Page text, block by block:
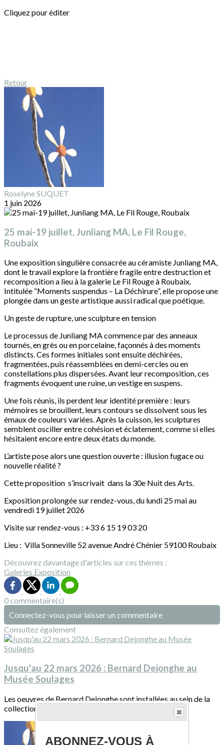
Cliquez pour éditer
Retour
Roselyne SUQUET
1 juin 2026
25 mai-19 juillet, Junliang MA, Le Fil Rouge,
Roubaix
Une exposition singulière consacrée au céramiste Junliang MA,
dont le travail explore la frontière fragile entre destruction et
recomposition a lieu à la galerie Le Fil Rouge à Roubaix.
Intitulée “Moments suspendus – La Déchirure”, elle propose une
plongée dans un geste artistique aussi radical que poétique.
Un geste de rupture, une sculpture en tension
Le processus de Junliang MA commence par des anneaux
tournés, en grès ou en porcelaine, façonnés à des moments
distincts. Ces formes initiales sont ensuite déchirées,
fragmentées, puis réassemblées en demi-cercles ou en
constellations plus dispersées. Avant leur recomposition, ces
fragments évoquent une ruine, un vestige en suspens.
Une fois réunis, ils perdent leur identité première : leurs
mémoires se brouillent, leurs contours se dissolvent sous les
émaux de couleurs variées. Après la cuisson, les sculptures
semblent osciller entre cohésion et éclatement, comme si elles
hésitaient encore entre deux états du monde.
L’artiste pose alors une question ouverte : illusion fugace ou
nouvelle réalité ?
Cette proposition s’inscrivait dans la 30e Nuit des Arts.
Exposition prolongée sur rendez-vous, du lundi 25 mai au
vendredi 19 juillet 2026
Visite sur rendez-vous : +33 6 15 19 03 20
Lieu : Villa Sonneville 52 avenue André Chénier 59100 Roubaix
Découvrez davantage d'articles sur ces thèmes :
Galeries Exposition
0 commentaire(s)
Connectez-vous pour laisser un commentaire
Consultez également
Jusqu'au 22 mars 2026 : Bernard Dejonghe au
Musée Soulages
Les oeuvres de Bernard Dejonghe sont installées au sein de la
collection permanente du musée...
ABONNEZ-VOUS À